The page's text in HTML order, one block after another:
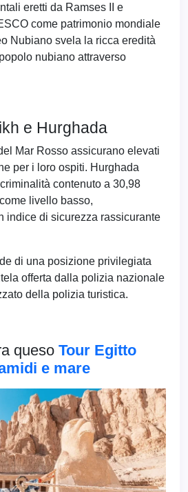
eretti da Ramses II e
come patrimonio mondiale
Nubiano svela la ricca eredità
nubiano attraverso
e Hurghada
Mar Rosso assicurano elevati
per i loro ospiti. Hurghada
contenuto a 30,98
livello basso,
indice di sicurezza rassicurante
di una posizione privilegiata
offerta dalla polizia nazionale
della polizia turistica.
queso Tour Egitto
e mare